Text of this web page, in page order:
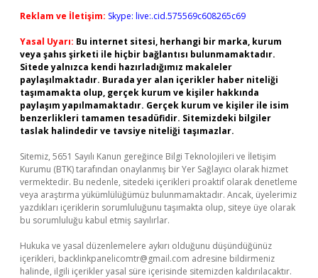
Reklam ve İletişim: Skype: live:.cid.575569c608265c69
Yasal Uyarı: Bu internet sitesi, herhangi bir marka, kurum
veya şahıs şirketi ile hiçbir bağlantısı bulunmamaktadır.
Sitede yalnızca kendi hazırladığımız makaleler
paylaşılmaktadır. Burada yer alan içerikler haber niteliği
taşımamakta olup, gerçek kurum ve kişiler hakkında
paylaşım yapılmamaktadır. Gerçek kurum ve kişiler ile isim
benzerlikleri tamamen tesadüfidir. Sitemizdeki bilgiler
taslak halindedir ve tavsiye niteliği taşımazlar.
Sitemiz, 5651 Sayılı Kanun gereğince Bilgi Teknolojileri ve İletişim
Kurumu (BTK) tarafından onaylanmış bir Yer Sağlayıcı olarak hizmet
vermektedir. Bu nedenle, sitedeki içerikleri proaktif olarak denetleme
veya araştırma yükümlülüğümüz bulunmamaktadır. Ancak, üyelerimiz
yazdıkları içeriklerin sorumluluğunu taşımakta olup, siteye üye olarak
bu sorumluluğu kabul etmiş sayılırlar.
Hukuka ve yasal düzenlemelere aykırı olduğunu düşündüğünüz
içerikleri, backlinkpanelicomtr@gmail.com adresine bildirmeniz
halinde, ilgili içerikler yasal süre içerisinde sitemizden kaldırılacaktır.